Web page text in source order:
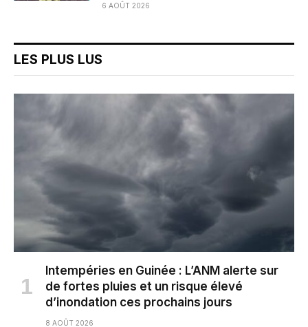
6 AOÛT 2026
LES PLUS LUS
Intempéries en Guinée : L’ANM alerte sur
de fortes pluies et un risque élevé
d’inondation ces prochains jours
8 AOÛT 2026